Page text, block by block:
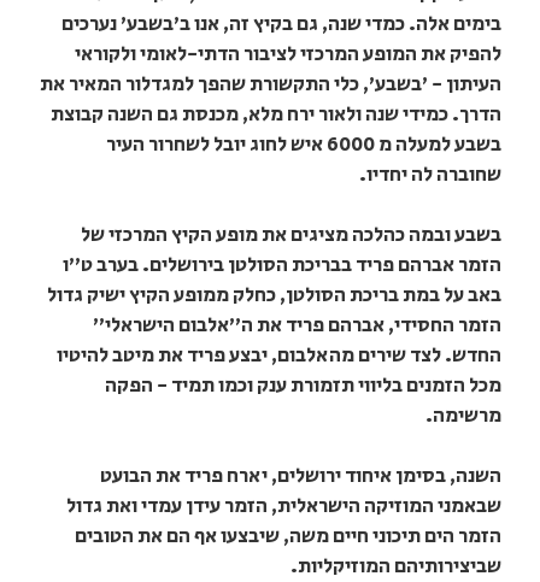
בימים אלה. כמדי שנה, גם בקיץ זה, אנו ב'בשבע' נערכים
להפיק את המופע המרכזי לציבור הדתי-לאומי ולקוראי
העיתון - 'בשבע', כלי התקשורת שהפך למגדלור המאיר את
הדרך. כמידי שנה ולאור ירח מלא, מכנסת גם השנה קבוצת
בשבע למעלה מ 6000 איש לחוג יובל לשחרור העיר
שחוברה לה יחדיו.
בשבע ובמה כהלכה מציגים את מופע הקיץ המרכזי של
הזמר אברהם פריד בבריכת הסולטן בירושלים. בערב ט"ו
באב על במת בריכת הסולטן, כחלק ממופע הקיץ ישיק גדול
הזמר החסידי, אברהם פריד את ה"אלבום הישראלי"
החדש. לצד שירים מהאלבום, יבצע פריד את מיטב להיטיו
מכל הזמנים בליווי תזמורת ענק וכמו תמיד - הפקה
מרשימה.
השנה, בסימן איחוד ירושלים, יארח פריד את הבועט
שבאמני המוזיקה הישראלית, הזמר עידן עמדי ואת גדול
הזמר הים תיכוני חיים משה, שיבצעו אף הם את הטובים
שביצירותיהם המוזיקליות.